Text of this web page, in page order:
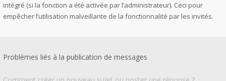
intégré (si la fonction a été activée par l’administrateur). Ceci pour
empêcher l’utilisation malveillante de la fonctionnalité par les invités.
Problèmes liés à la publication de messages